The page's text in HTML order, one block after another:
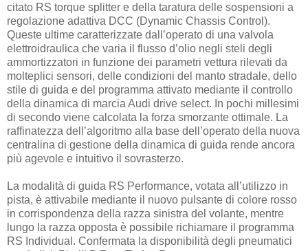
citato RS torque splitter e della taratura delle sospensioni a
regolazione adattiva DCC (Dynamic Chassis Control).
Queste ultime caratterizzate dall’operato di una valvola
elettroidraulica che varia il flusso d’olio negli steli degli
ammortizzatori in funzione dei parametri vettura rilevati da
molteplici sensori, delle condizioni del manto stradale, dello
stile di guida e del programma attivato mediante il controllo
della dinamica di marcia Audi drive select. In pochi millesimi
di secondo viene calcolata la forza smorzante ottimale. La
raffinatezza dell’algoritmo alla base dell’operato della nuova
centralina di gestione della dinamica di guida rende ancora
più agevole e intuitivo il sovrasterzo.
La modalità di guida RS Performance, votata all’utilizzo in
pista, è attivabile mediante il nuovo pulsante di colore rosso
in corrispondenza della razza sinistra del volante, mentre
lungo la razza opposta è possibile richiamare il programma
RS Individual. Confermata la disponibilità degli pneumatici